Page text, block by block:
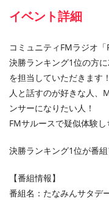
イベント詳細
コミュニティFMラジオ
決勝ランキング1位の方
を担当していただきます！
人と話すのが好きな人、
ンサーになりたい人！
FMサルースで疑似体験し
決勝ランキング1位が番
【番組情報】
番組名：たなみんサタデ